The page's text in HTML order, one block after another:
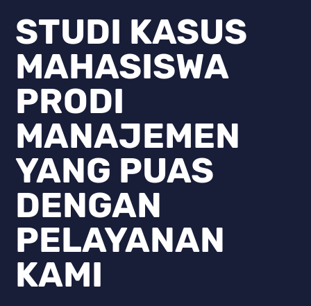
STUDI KASUS
MAHASISWA
PRODI
MANAJEMEN
YANG PUAS
DENGAN
PELAYANAN
KAMI